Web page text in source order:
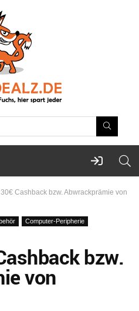
30€ Cashback bzw. Abwrackprämie von
Computer-Peripherie
bzw.
von